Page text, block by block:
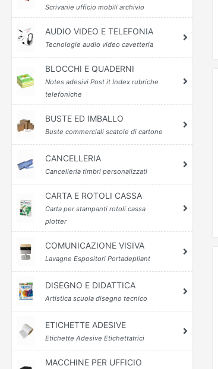
Scrivanie ufficio mobili archivio
AUDIO VIDEO E TELEFONIA
Tecnologie audio video cavetteria
BLOCCHI E QUADERNI
Notes adesivi Post it Index rubriche
telefoniche
BUSTE ED IMBALLO
Buste commerciali scatole di cartone
CANCELLERIA
Cancelleria timbri personalizzati
CARTA E ROTOLI CASSA
Carta per stampanti rotoli cassa
plotter
COMUNICAZIONE VISIVA
Lavagne Espositori Portadepliant
DISEGNO E DIDATTICA
Artistica scuola disegno tecnico
ETICHETTE ADESIVE
Etichette Adesive Etichettatrici
MACCHINE PER UFFICIO